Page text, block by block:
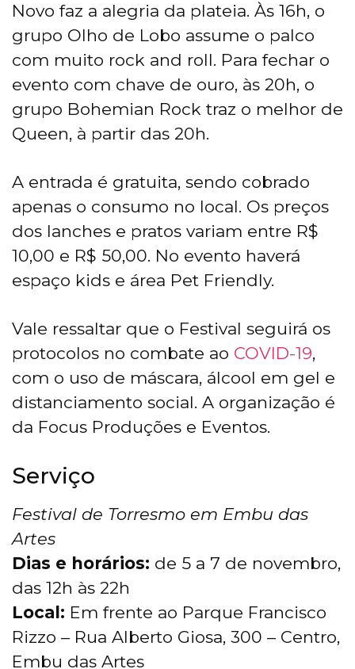
Novo faz a alegria da plateia. Às 16h, o
grupo Olho de Lobo assume o palco
com muito rock and roll. Para fechar o
evento com chave de ouro, às 20h, o
grupo Bohemian Rock traz o melhor de
Queen, à partir das 20h.
A entrada é gratuita, sendo cobrado
apenas o consumo no local. Os preços
dos lanches e pratos variam entre R$
10,00 e R$ 50,00. No evento haverá
espaço kids e área Pet Friendly.
Vale ressaltar que o Festival seguirá os
protocolos no combate ao COVID-19,
com o uso de máscara, álcool em gel e
distanciamento social. A organização é
da Focus Produções e Eventos.
Serviço
Festival de Torresmo em Embu das
Artes
Dias e horários: de 5 a 7 de novembro,
das 12h às 22h
Local: Em frente ao Parque Francisco
Rizzo – Rua Alberto Giosa, 300 – Centro,
Embu das Artes